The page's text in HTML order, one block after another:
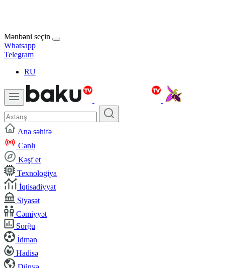
Mənbəni seçin
Whatsapp
Telegram
RU
Ana səhifə
Canlı
Kəşf et
Texnologiya
İqtisadiyyat
Siyasət
Cəmiyyət
Sorğu
İdman
Hadisə